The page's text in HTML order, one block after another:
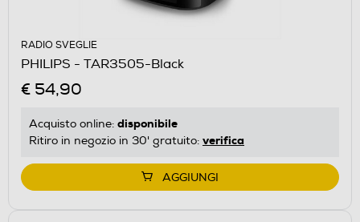
RADIO SVEGLIE
PHILIPS - TAR3505-Black
€ 54,90
Acquisto online: disponibile
Ritiro in negozio in 30' gratuito: verifica
AGGIUNGI